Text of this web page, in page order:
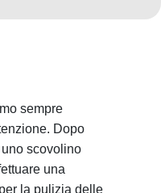
sempre
Dopo
scovolino
una
la pulizia delle